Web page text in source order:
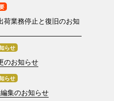
荷業務停止と復旧のお知
らせ
のお知らせ
らせ
編集のお知らせ